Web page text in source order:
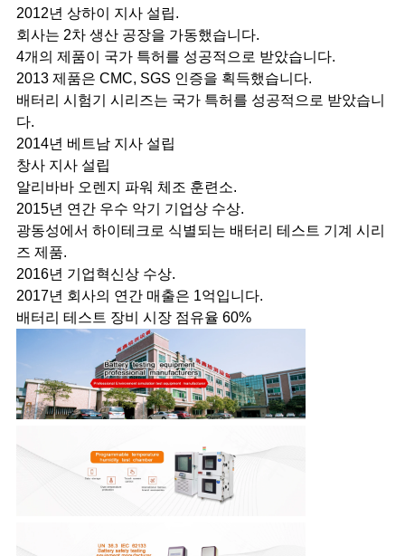
2012년 상하이 지사 설립.
회사는 2차 생산 공장을 가동했습니다.
4개의 제품이 국가 특허를 성공적으로 받았습니다.
2013 제품은 CMC, SGS 인증을 획득했습니다.
배터리 시험기 시리즈는 국가 특허를 성공적으로 받았습니
다.
2014년 베트남 지사 설립
창사 지사 설립
알리바바 오렌지 파워 체조 훈련소.
2015년 연간 우수 악기 기업상 수상.
광동성에서 하이테크로 식별되는 배터리 테스트 기계 시리
즈 제품.
2016년 기업혁신상 수상.
2017년 회사의 연간 매출은 1억입니다.
배터리 테스트 장비 시장 점유율 60%